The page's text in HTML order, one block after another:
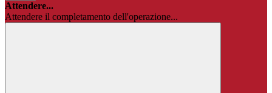
Attendere...
Attendere il completamento dell'operazione...